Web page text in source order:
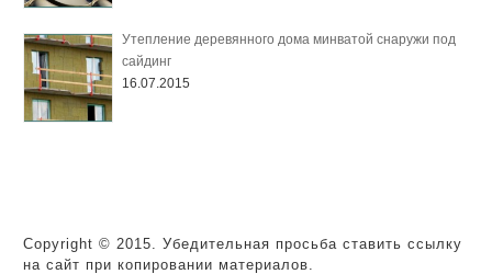
Утепление деревянного дома минватой снаружи под
сайдинг
16.07.2015
Copyright © 2015. Убедительная просьба ставить ссылку
на сайт при копировании материалов.